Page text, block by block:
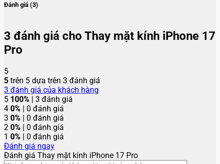
Đánh giá (3)
3 đánh giá cho Thay mặt kính iPhone 17
Pro
5
5 trên 5 dựa trên 3 đánh giá
3 đánh giá của khách hàng
5 100% | 3 đánh giá
4 0% | 0 đánh giá
3 0% | 0 đánh giá
2 0% | 0 đánh giá
1 0% | 0 đánh giá
Đánh giá ngay
Đánh giá Thay mặt kính iPhone 17 Pro